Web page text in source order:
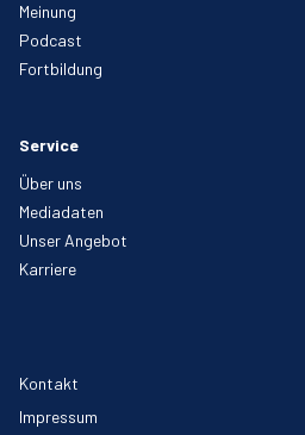
Meinung
Podcast
Fortbildung
Service
Über uns
Mediadaten
Unser Angebot
Karriere
Kontakt
Impressum